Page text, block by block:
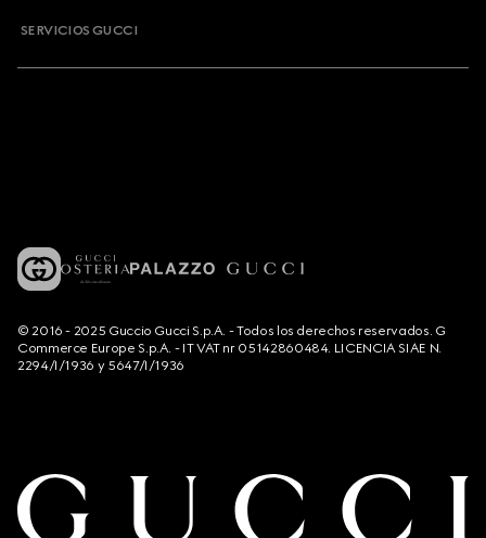
SERVICIOS GUCCI
© 2016 - 2025 Guccio Gucci S.p.A. - Todos los derechos reservados. G
Commerce Europe S.p.A. - IT VAT nr 05142860484. LICENCIA SIAE N.
2294/I/1936 y 5647/I/1936